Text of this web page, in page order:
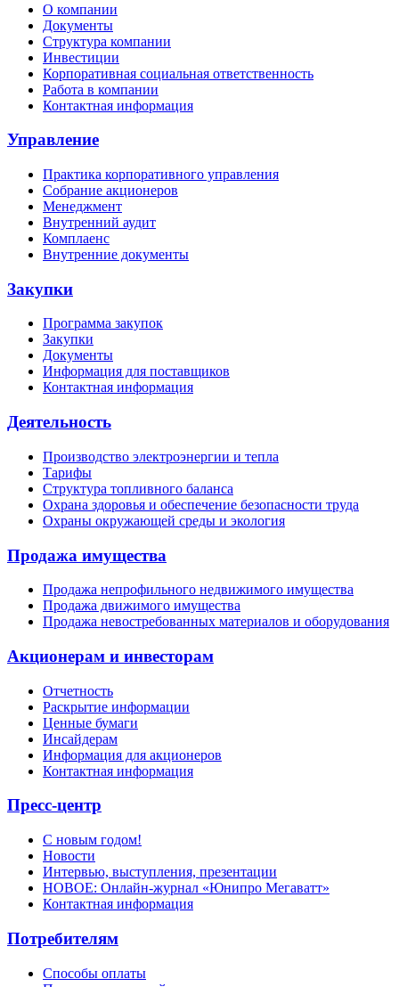
О компании
Документы
Структура компании
Инвестиции
Корпоративная социальная ответственность
Работа в компании
Контактная информация
Управление
Практика корпоративного управления
Собрание акционеров
Менеджмент
Внутренний аудит
Комплаенс
Внутренние документы
Закупки
Программа закупок
Закупки
Документы
Информация для поставщиков
Контактная информация
Деятельность
Производство электроэнергии и тепла
Тарифы
Структура топливного баланса
Охрана здоровья и обеспечение безопасности труда
Охраны окружающей среды и экология
Продажа имущества
Продажа непрофильного недвижимого имущества
Продажа движимого имущества
Продажа невостребованных материалов и оборудования
Акционерам и инвесторам
Отчетность
Раскрытие информации
Ценные бумаги
Инсайдерам
Информация для акционеров
Контактная информация
Пресс-центр
С новым годом!
Новости
Интервью, выступления, презентации
НОВОЕ: Онлайн-журнал «Юнипро Мегаватт»
Контактная информация
Потребителям
Способы оплаты